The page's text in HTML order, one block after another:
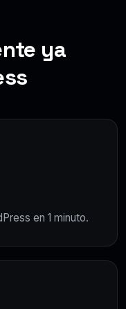
ya
en 1 minuto.